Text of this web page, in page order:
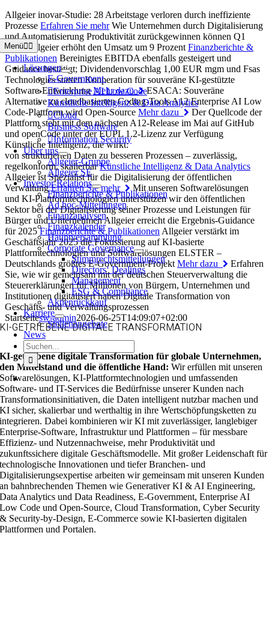
Zum
Inhalt
springen
Menü
Lösungen
E-Government
Enterprise AI Low Code
Künstliche Intelligenz & Data Analytics
Cloud
Business Software
Information Security
Über uns
Allgeier-Gruppe
Allgeier SE
Investor Relations
Finanzberichte & Publikationen
Ad hoc-Mitteilungen
Finanzanalysen
Finanzkalender
Hauptversammlung
Corporate Governance
Stimmrechtsmitteilungen
Directors‘ Dealings
Management
ESG & Compliance
Aktienrückkauf
Karriere
Stellenangebote
News
Suche
nach:
Allgeier inovar-Studie: 28 Arbeitstage verloren durch ineffiziente
Prozesse Erfahren Sie mehr Wie Unternehmen durch Digitalisierung
und Automatisierung Produktivität zurückgewinnen können Q1
2026: Allgeier erhöht den Umsatz um 9 Prozent Finanzberichte &
Publikationen Bereinigtes EBITDA ebenfalls gesteigert und
Guidance bestätigt; Dividendenvorschlag 1,00 EUR mgm und Fsas
Technologies starten Kooperation für souveräne KI-gestützte
Software-Entwicklung Mehr dazu
ESACA: Souveräne
Alternative zu cloudbasierten Coding-ToolsA12 Enterprise AI Low
Code-Plattform wird Open-Source Mehr dazu
Der Quellcode der
Plattform steht mit dem nächsten A12-Release im Mai auf GitHub
und openCode unter der EUPL 1.2-Lizenz zur Verfügung
Künstliche Intelligenz, die wirkt:
von strukturierten Daten zu besseren Prozessen – zuverlässig,
regelkonform, skalierbar Künstliche Intelligenz & Data Analytics
Allgeier ist Spezialist für die Digitalisierung der öffentlichen
Verwaltung Erfahren Sie mehr
Mit unseren Softwarelösungen
und KI-Plattformtechnologien unterstützen wir den öffentlichen
Sektor bei der Digitalisierung seiner Prozesse und Leistungen für
Bürger und UnternehmenAllgeier erreicht die Ergebnis-Guidance
für 2025 Finanzberichte & Publikationen Allgeier verstärkt im
Geschäftsjahr 2025 die Fokussierung auf KI‑basierte
Plattformtechnologien und Softwarelösungen ELSTER –
Deutschlands größtes E‑Government-Projekt Mehr dazu
Erfahren
Sie, wie wir gemeinsam mit der deutschen Steuerverwaltung die
Steuererklärungen für Millionen von Bürgern, Unternehmen und
Institutionen digitalisiert haben Digitale Transformation von
Geschäfts­- und Verwaltungsprozessen
Startseitesw-admin2026-06-25T14:09:07+02:00
KI-GETRIEBENE DIGITALE TRANSFORMATION
KI-getriebene digitale Transformation für globale Unternehmen,
den Mittelstand und die öffentliche Hand: Wir erfüllen mit unseren
Softwarelösungen, KI-Plattformtechnologien und umfassenden
Software- und IT-Services die Bedürfnisse unserer Kunden nach
Transformationsinitiativen, die Daten intelligent nutzbar machen und
KI sicher, skalierbar und werthaltig in ihre Wertschöpfungsketten zu
integrieren. Dabei kombinieren wir KI mit zuverlässiger, langlebiger
Enterprise-Software, Infrastruktur und Plattformen – für messbare
Effizienz- und Nutzennachweise, mehr Produktivität und
zukunftssichere digitale Geschäftsmodelle. Mit großer Leidenschaft für
technologische Innovationen und tiefer Branchen- und
Digitalisierungsexpertise arbeiten wir gemeinsam mit unseren Kunden
an bahnbrechenden Themen wie Generativer KI & AI Engineering,
Data Analytics und Data Readiness, E-Government, Enterprise AI
Low Code und Open-Source, Cloud Transformation, Cyber Security
& Security-by-Design, E-Commerce sowie KI-basierten digitalen
Plattformen und Portalen.